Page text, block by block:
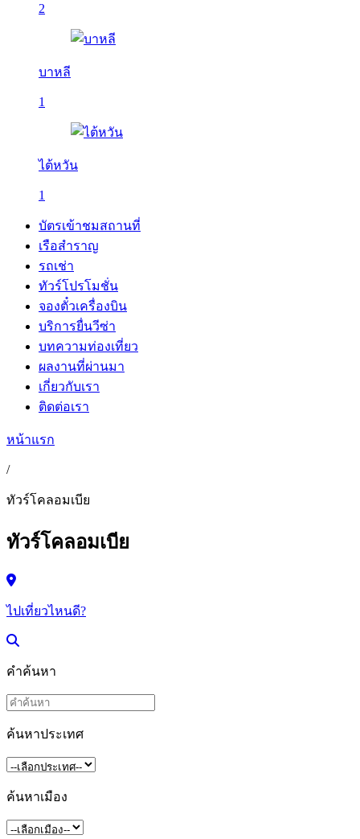
2
บาหลี
1
ไต้หวัน
1
บัตรเข้าชมสถานที่
เรือสำราญ
รถเช่า
ทัวร์โปรโมชั่น
จองตั๋วเครื่องบิน
บริการยื่นวีซ่า
บทความท่องเที่ยว
ผลงานที่ผ่านมา
เกี่ยวกับเรา
ติดต่อเรา
หน้าแรก
/
ทัวร์โคลอมเบีย
ทัวร์โคลอมเบีย
ไปเที่ยวไหนดี?
คำค้นหา
ค้นหาประเทศ
ค้นหาเมือง